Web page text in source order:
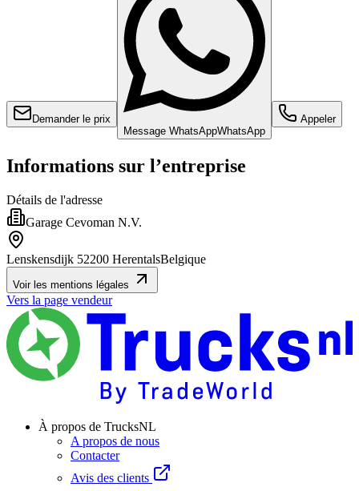
Demander le prix
Message WhatsAppWhatsApp
Appeler
Informations sur l’entreprise
Détails de l'adresse
Garage Cevoman N.V.
Lenskensdijk 52200 HerentalsBelgique
Voir les mentions légales
Vers la page vendeur
À propos de TrucksNL
A propos de nous
Contacter
Avis des clients